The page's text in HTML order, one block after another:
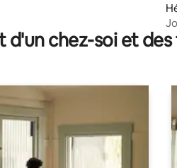
d'un chez-soi et